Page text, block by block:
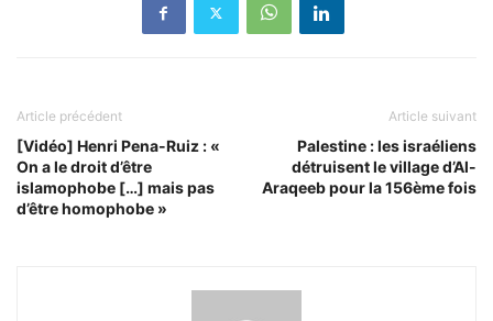
Article précédent
[Vidéo] Henri Pena-Ruiz : «
On a le droit d’être
islamophobe […] mais pas
d’être homophobe »
Article suivant
Palestine : les israéliens
détruisent le village d’Al-
Araqeeb pour la 156ème fois